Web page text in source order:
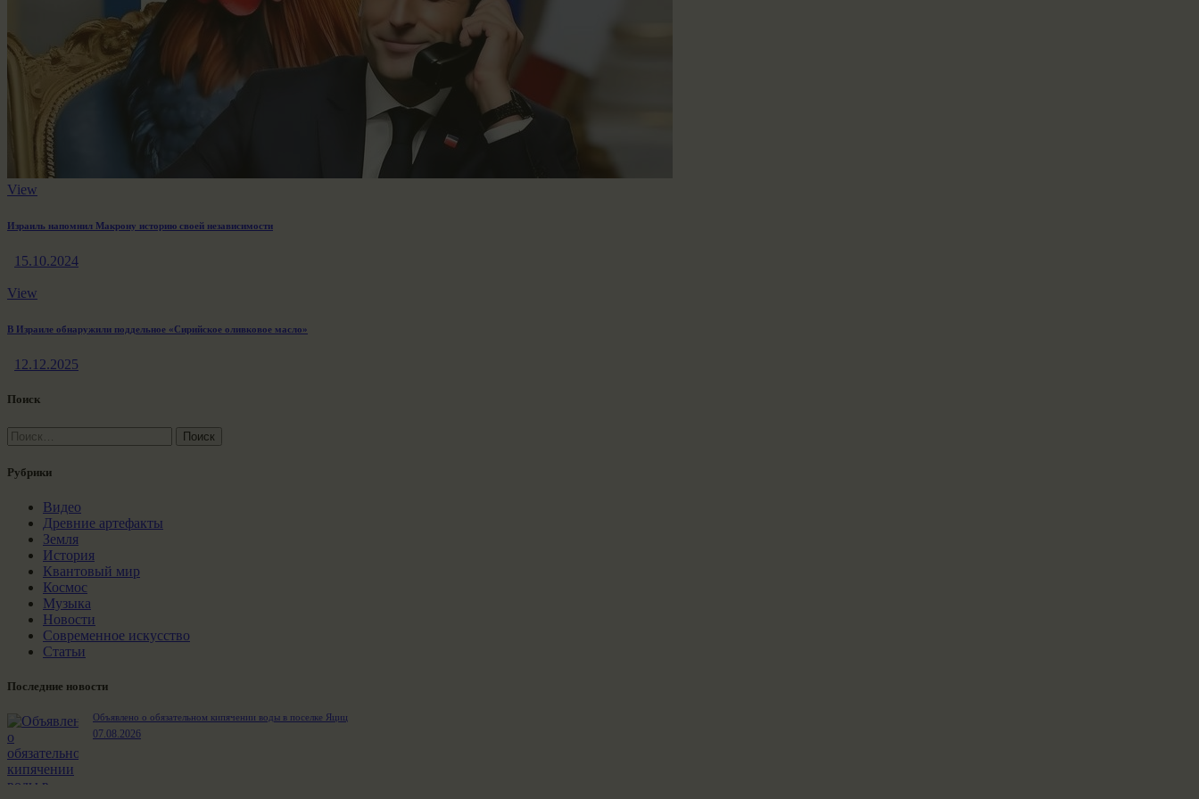
View
Израиль напомнил Макрону историю своей независимости
15.10.2024
View
В Израиле обнаружили поддельное «Сирийское оливковое масло»
12.12.2025
Поиск
Найти:
Рубрики
Видео
Древние артефакты
Земля
История
Квантовый мир
Космос
Музыка
Новости
Современное искусство
Статьи
Последние новости
Объявлено о обязательном кипячении воды в поселке Яциц
07.08.2026